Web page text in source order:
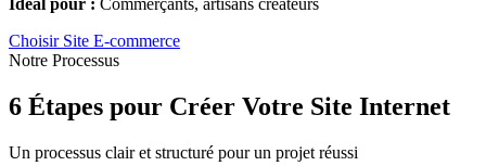
Idéal pour : Commerçants, artisans créateurs
Choisir Site E-commerce
Notre Processus
6 Étapes pour Créer Votre Site Internet
Un processus clair et structuré pour un projet réussi